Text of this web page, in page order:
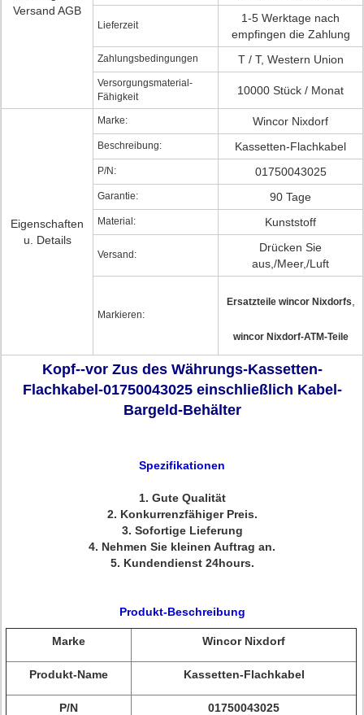
Versand AGB
Lieferzeit
1-5 Werktage nach
empfingen die Zahlung
Zahlungsbedingungen T / T, Western Union
Versorgungsmaterial-
Fähigkeit
10000 Stück / Monat
Eigenschaften
u. Details
Marke: Wincor Nixdorf
Beschreibung: Kassetten-Flachkabel
P/N: 01750043025
Garantie: 90 Tage
Material: Kunststoff
Versand:
Drücken Sie
aus,/Meer,/Luft
Markieren:
Ersatzteile wincor Nixdorfs
wincor Nixdorf-ATM-Teile
Kopf--vor Zus des Währungs-Kassetten-
Flachkabel-01750043025 einschließlich Kabel-
Bargeld-Behälter
Spezifikationen
1. Gute Qualität
2. Konkurrenzfähiger Preis.
3. Sofortige Lieferung
4. Nehmen Sie kleinen Auftrag an.
5. Kundendienst 24hours.
Produkt-Beschreibung
Marke Wincor Nixdorf
Produkt-Name Kassetten-Flachkabel
P/N 01750043025